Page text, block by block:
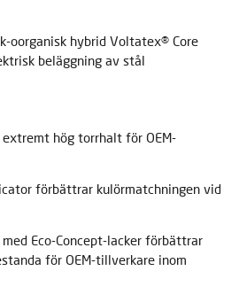
oorganisk hybrid Voltatex® Core
beläggning av stål
hög torrhalt för OEM-
förbättrar kulörmatchningen vid
Eco-Concept-lacker förbättrar
för OEM-tillverkare inom